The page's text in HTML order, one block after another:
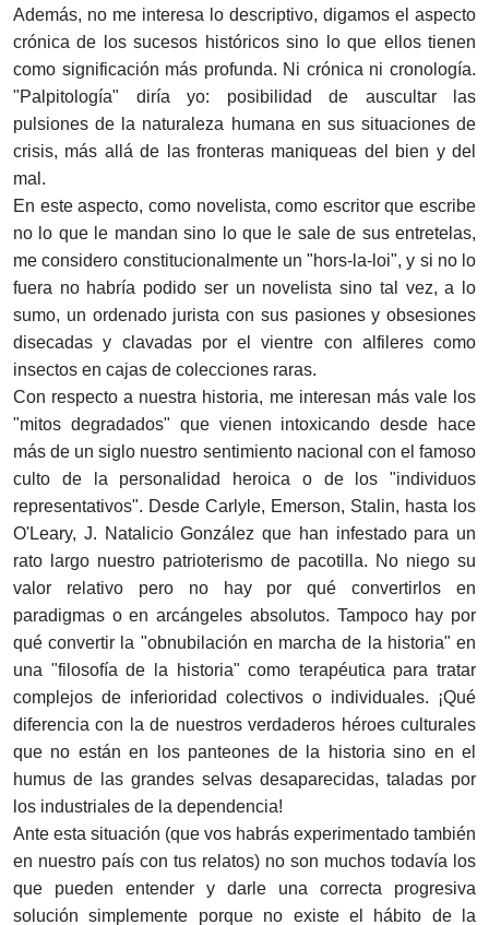
Además, no me interesa lo descriptivo, digamos el aspecto
crónica de los sucesos históricos sino lo que ellos tienen
como significación más profunda. Ni crónica ni cronología.
"Palpitología" diría yo: posibilidad de auscultar las
pulsiones de la naturaleza humana en sus situaciones de
crisis, más allá de las fronteras maniqueas del bien y del
mal.
En este aspecto, como novelista, como escritor que escribe
no lo que le mandan sino lo que le sale de sus entretelas,
me considero constitucionalmente un "hors-la-loi", y si no lo
fuera no habría podido ser un novelista sino tal vez, a lo
sumo, un ordenado jurista con sus pasiones y obsesiones
disecadas y clavadas por el vientre con alfileres como
insectos en cajas de colecciones raras.
Con respecto a nuestra historia, me interesan más vale los
"mitos degradados" que vienen intoxicando desde hace
más de un siglo nuestro sentimiento nacional con el famoso
culto de la personalidad heroica o de los "individuos
representativos". Desde Carlyle, Emerson, Stalin, hasta los
O'Leary, J. Natalicio González que han infestado para un
rato largo nuestro patrioterismo de pacotilla. No niego su
valor relativo pero no hay por qué convertirlos en
paradigmas o en arcángeles absolutos. Tampoco hay por
qué convertir la "obnubilación en marcha de la historia" en
una "filosofía de la historia" como terapéutica para tratar
complejos de inferioridad colectivos o individuales. ¡Qué
diferencia con la de nuestros verdaderos héroes culturales
que no están en los panteones de la historia sino en el
humus de las grandes selvas desaparecidas, taladas por
los industriales de la dependencia!
Ante esta situación (que vos habrás experimentado también
en nuestro país con tus relatos) no son muchos todavía los
que pueden entender y darle una correcta progresiva
solución simplemente porque no existe el hábito de la